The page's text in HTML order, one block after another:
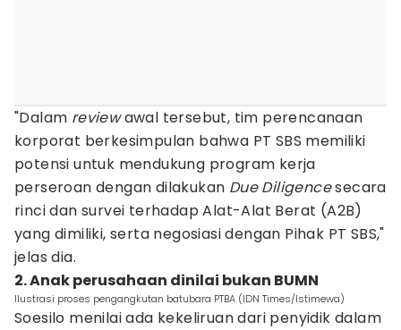
"Dalam reviewawal tersebut, tim perencanaan
korporat berkesimpulan bahwa PT SBS memiliki
potensi untuk mendukung program kerja
perseroan dengan dilakukan Due Diligencesecara
rinci dan survei terhadap Alat-Alat Berat (A2B)
yang dimiliki, serta negosiasi dengan Pihak PT SBS,"
jelas dia.
2. Anak perusahaan dinilai bukan BUMN
Ilustrasi proses pengangkutan batubara PTBA (IDN Times/Istimewa)
Soesilo menilai ada kekeliruan dari penyidik dalam